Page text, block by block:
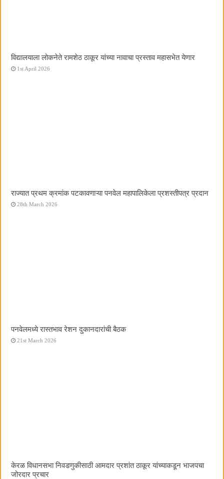
विद्यालयाला लोकनेते रामशेठ ठाकूर यांच्या नावाचा प्रस्ताव महासभेत येणार
1st April 2026
राज्यात प्रथम क्रमांक पटकावणाऱ्या पनवेल महापालिकेला प्रशस्तीपत्र प्रदान
28th March 2026
पनवेलमध्ये रास्तभाव रेशन दुकानदारांची बैठक
21st March 2026
केरळ विधानसभा निवडणुकीसाठी आमदार प्रशांत ठाकूर यांच्याकडून भाजपचा
जोरदार प्रचार